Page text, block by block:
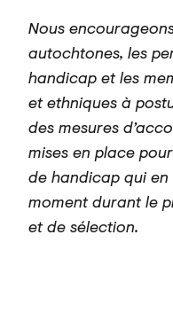
Nous
autochtones, les
handicap et les
et ethniques à
des mesures
mises en place
de handicap qui
moment durant le
et de sélection.